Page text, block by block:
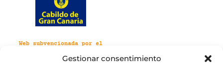
Gestionar consentimiento
Web subvencionada por el